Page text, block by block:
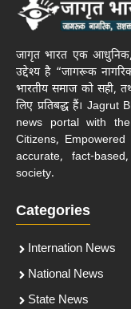
जागृत भारत एक आधुनिक,
उद्देश्य है “जागरूक
भारतीय समाज को सही,
लिए प्रतिबद्ध हैं।
news portal with
Citizens,
accurate, fact-
society.
Categories
Internation News
National News
State News